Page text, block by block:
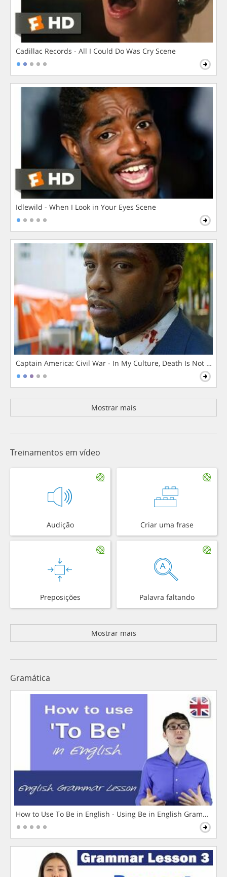
Cadillac Records - All I Could Do Was Cry Scene
Idlewild - When I Look in Your Eyes Scene
Captain America: Civil War - In My Culture, Death Is Not The
Mostrar mais
Treinamentos em vídeo
Audição Criar uma frase
Preposições Palavra faltando
Mostrar mais
Gramática
How to Use To Be in English - Using Be in English Grammar